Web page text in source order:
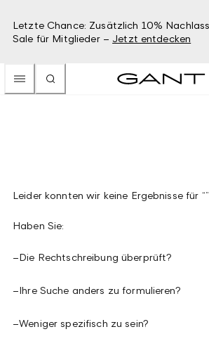
Letzte Chance: Zusätzlich 10%
Sale für Mitglieder – Jetzt entdecken
Leider konnten wir keine Ergebnisse für “”
Haben Sie:
–Die Rechtschreibung überprüft?
–Ihre Suche anders zu formulieren?
–Weniger spezifisch zu sein?